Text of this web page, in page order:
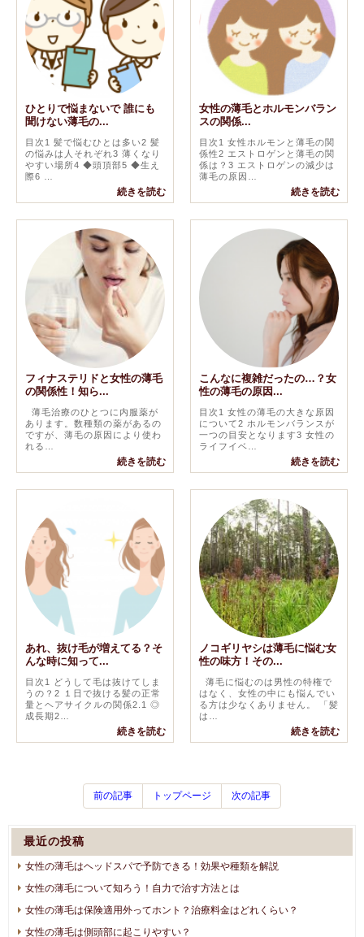
ひとりで悩まないで 誰にも
聞けない薄毛の...
目次1 髪で悩むひとは多い2 髪
の悩みは人それぞれ3 薄くなり
やすい場所4 ◆頭頂部5 ◆生え
際6 …
続きを読む
女性の薄毛とホルモンバラン
スの関係...
目次1 女性ホルモンと薄毛の関
係性2 エストロゲンと薄毛の関
係は？3 エストロゲンの減少は
薄毛の原因…
続きを読む
フィナステリドと女性の薄毛
の関係性！知ら...
薄毛治療のひとつに内服薬が
あります。数種類の薬があるの
ですが、薄毛の原因により使わ
れる…
続きを読む
こんなに複雑だったの…？女
性の薄毛の原因...
目次1 女性の薄毛の大きな原因
について2 ホルモンバランスが
一つの目安となります3 女性の
ライフイベ…
続きを読む
あれ、抜け毛が増えてる？そ
んな時に知って...
目次1 どうして毛は抜けてしま
うの？2 １日で抜ける髪の正常
量とヘアサイクルの関係2.1 ◎
成長期2…
続きを読む
ノコギリヤシは薄毛に悩む女
性の味方！その...
薄毛に悩むのは男性の特権で
はなく、女性の中にも悩んでい
る方は少なくありません。 「髪
は…
続きを読む
前の記事 トップページ 次の記事
最近の投稿
女性の薄毛はヘッドスパで予防できる！効果や種類を解説
女性の薄毛について知ろう！自力で治す方法とは
女性の薄毛は保険適用外ってホント？治療料金はどれくらい？
女性の薄毛は側頭部に起こりやすい？